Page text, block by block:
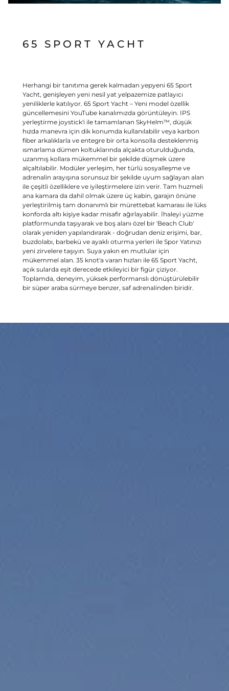
65 SPORT YACHT
Herhangi bir tanıtıma gerek kalmadan yepyeni 65 Sport
Yacht, genişleyen yeni nesil yat yelpazemize patlayıcı
yeniliklerle katılıyor. 65 Sport Yacht – Yeni model özellik
güncellemesini YouTube kanalımızda görüntüleyin. IPS
yerleştirme joystick'i ile tamamlanan SkyHelm™, düşük
hızda manevra için dik konumda kullanılabilir veya karbon
fiber arkalıklarla ve entegre bir orta konsolla desteklenmiş
ısmarlama dümen koltuklarında alçakta oturulduğunda,
uzanmış kollara mükemmel bir şekilde düşmek üzere
alçaltılabilir. Modüler yerleşim, her türlü sosyalleşme ve
adrenalin arayışına sorunsuz bir şekilde uyum sağlayan alan
ile çeşitli özelliklere ve iyileştirmelere izin verir. Tam huzmeli
ana kamara da dahil olmak üzere üç kabin, garajın önüne
yerleştirilmiş tam donanımlı bir mürettebat kamarası ile lüks
konforda altı kişiye kadar misafir ağırlayabilir. İhaleyi yüzme
platformunda taşıyarak ve boş alanı özel bir 'Beach Club'
olarak yeniden yapılandırarak - doğrudan deniz erişimi, bar,
buzdolabı, barbekü ve ayaklı oturma yerleri ile Spor Yatınızı
yeni zirvelere taşıyın. Suya yakın en mutlular için
mükemmel alan. 35 knot'a varan hızları ile 65 Sport Yacht,
açık sularda eşit derecede etkileyici bir figür çiziyor.
Toplamda, deneyim, yüksek performanslı dönüştürülebilir
bir süper araba sürmeye benzer, saf adrenalinden biridir.